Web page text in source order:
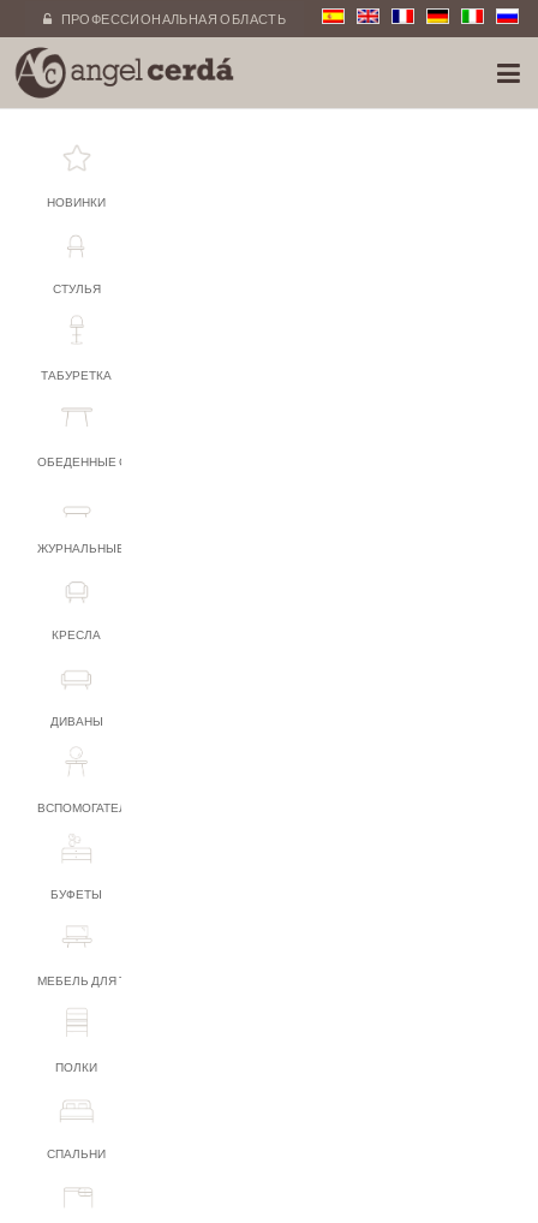
ПРОФЕССИОНАЛЬНАЯ ОБЛАСТЬ
НОВИНКИ
СТУЛЬЯ
ТАБУРЕТКА
ОБЕДЕННЫЕ СТОЛЫ
ЖУРНАЛЬНЫЕ СТОЛИКИ
КРЕСЛА
ДИВАНЫ
ВСПОМОГАТЕЛЬНАЯ МЕБЕЛЬ
БУФЕТЫ
МЕБЕЛЬ ДЛЯ ТВ
ПОЛКИ
СПАЛЬНИ